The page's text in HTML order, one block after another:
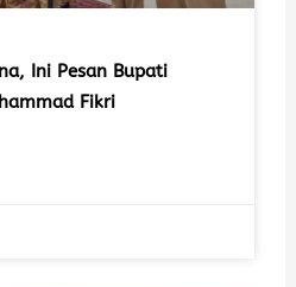
Ini Pesan Bupati
Fikri